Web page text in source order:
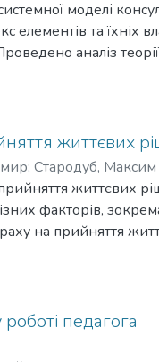
моделі
елементів та їхніх
аналіз
життєвих
; Стародуб, Максим
життєвих
факторів,
на прийняття
роботі педагога